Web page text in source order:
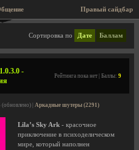
Правый сайдбар
шутеры
Сортировка по Дате Баллам
-
Рейтинга пока нет | Баллы: 9
| Аркадные шутеры (2291)
Lila’s Sky Ark - красочное
приключение в психоделическом
мире, который наполнен